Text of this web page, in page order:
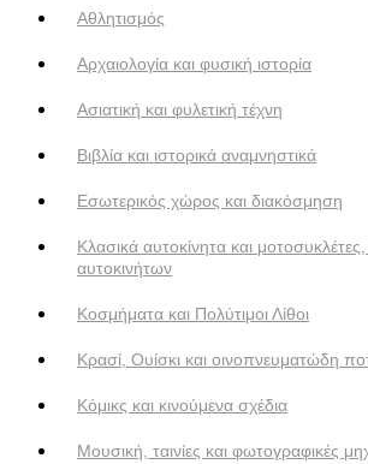
Αθλητισμός
Αρχαιολογία και φυσική ιστορία
Ασιατική και φυλετική τέχνη
Βιβλία και ιστορικά αναμνηστικά
Εσωτερικός χώρος και διακόσμηση
Κλασικά αυτοκίνητα και
αυτοκινήτων
Κοσμήματα και Πολύτιμοι Λίθοι
Κρασί, Ουίσκι και οινοπνευματώδη
Κόμικς και κινούμενα σχέδια
Μουσική, ταινίες και φωτογραφικές